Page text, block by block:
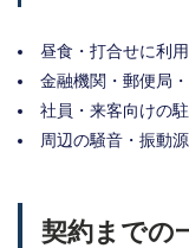
昼食・打合せに利
金融機関・郵便局
社員・来客向けの
周辺の騒音・振動
契約までの